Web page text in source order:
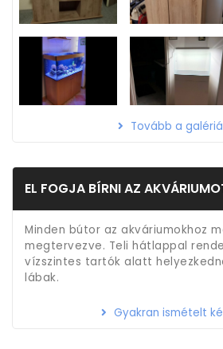
Tovább a
EL FOGJA BÍRNI AZ
Minden bútor az akváriumokhoz
megtervezve. Teli hátlappal
vízszintes tartók alatt
lábak.
Gyakran ismételt